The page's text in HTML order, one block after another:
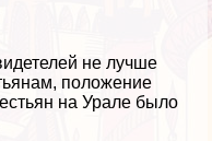
не лучше
положение
на Урале было